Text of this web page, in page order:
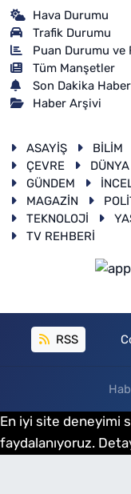
Hava Durumu
Trafik Durumu
Puan Durumu ve
Tüm Manşetler
Son Dakika
Haber Arşivi
ASAYİŞ BİLİM
ÇEVRE
DÜNYA
GÜNDEM
MAGAZİN
TEKNOLOJİ
TV REHBERİ
RSS
En iyi site deneyimi
faydalanıyoruz.